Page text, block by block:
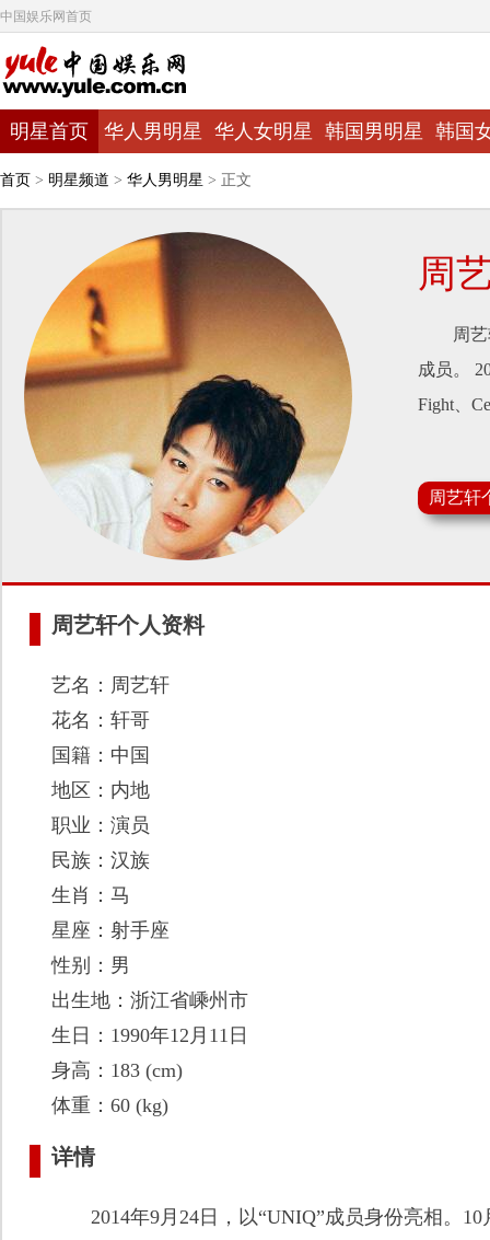
中国娱乐网首页
明星首页 华人男明星 华人女明星 韩国男明星 韩国
首页 > 明星频道 > 华人男明星 > 正文
周
周艺轩
成员。
Fight、
周艺轩
周艺轩个人资料
艺名：周艺轩
花名：轩哥
国籍：中国
地区：内地
职业：演员
民族：汉族
生肖：马
星座：射手座
性别：男
出生地：浙江省嵊州市
生日：1990年12月11日
身高：183 (cm)
体重：60 (kg)
详情
2014年9月24日，以“UNIQ”成员身份亮相。10